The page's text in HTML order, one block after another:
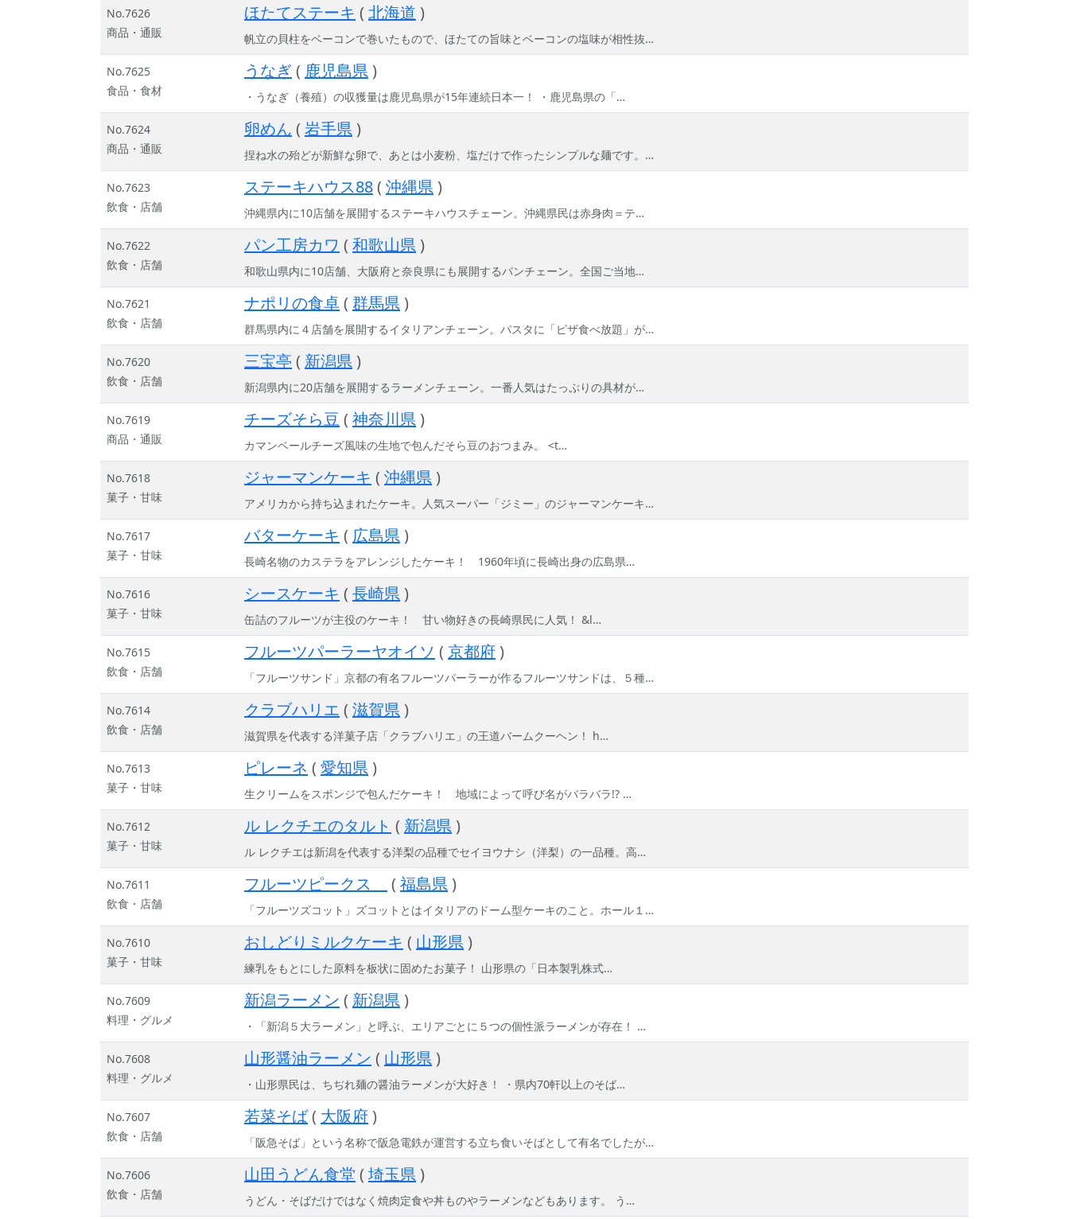
No.7626
商品・通販
ほたてステーキ ( 北海道 )
帆立の貝柱をベーコンで巻いたもので、ほたての旨味とベーコンの塩味が相性抜…
No.7625
食品・食材
うなぎ ( 鹿児島県 )
・うなぎ（養殖）の収獲量は鹿児島県が15年連続日本一！ ・鹿児島県の「…
No.7624
商品・通販
卵めん ( 岩手県 )
捏ね水の殆どが新鮮な卵で、あとは小麦粉、塩だけで作ったシンプルな麺です。…
No.7623
飲食・店舗
ステーキハウス88( 沖縄県 )
沖縄県内に10店舗を展開するステーキハウスチェーン。沖縄県民は赤身肉＝テ…
No.7622
飲食・店舗
パン工房カワ ( 和歌山県 )
和歌山県内に10店舗、大阪府と奈良県にも展開するパンチェーン。全国ご当地…
No.7621
飲食・店舗
ナポリの食卓( 群馬県 )
群馬県内に４店舗を展開するイタリアンチェーン。パスタに「ピザ食べ放題」が…
No.7620
飲食・店舗
三宝亭 ( 新潟県 )
新潟県内に20店舗を展開するラーメンチェーン。一番人気はたっぷりの具材が…
No.7619
商品・通販
チーズそら豆 ( 神奈川県 )
カマンベールチーズ風味の生地で包んだそら豆のおつまみ。 <t…
No.7618
菓子・甘味
ジャーマンケーキ ( 沖縄県 )
アメリカから持ち込まれたケーキ。人気スーパー「ジミー」のジャーマンケーキ…
No.7617
菓子・甘味
バターケーキ ( 広島県 )
長崎名物のカステラをアレンジしたケーキ！ 1960年頃に長崎出身の広島県…
No.7616
菓子・甘味
シースケーキ ( 長崎県 )
缶詰のフルーツが主役のケーキ！ 甘い物好きの長崎県民に人気！ &l…
No.7615
飲食・店舗
フルーツパーラーヤオイソ ( 京都府 )
「フルーツサンド」京都の有名フルーツパーラーが作るフルーツサンドは、５種…
No.7614
飲食・店舗
クラブハリエ ( 滋賀県 )
滋賀県を代表する洋菓子店「クラブハリエ」の王道バームクーヘン！ h…
No.7613
菓子・甘味
ピレーネ ( 愛知県 )
生クリームをスポンジで包んだケーキ！ 地域によって呼び名がバラバラ!? …
No.7612
菓子・甘味
ル レクチエのタルト ( 新潟県 )
ル レクチエは新潟を代表する洋梨の品種でセイヨウナシ（洋梨）の一品種。高…
No.7611
飲食・店舗
フルーツピークス ( 福島県 )
「フルーツズコット」ズコットとはイタリアのドーム型ケーキのこと。ホール１…
No.7610
菓子・甘味
おしどりミルクケーキ ( 山形県 )
練乳をもとにした原料を板状に固めたお菓子！ 山形県の「日本製乳株式…
No.7609
料理・グルメ
新潟ラーメン ( 新潟県 )
・「新潟５大ラーメン」と呼ぶ、エリアごとに５つの個性派ラーメンが存在！ …
No.7608
料理・グルメ
山形醤油ラーメン ( 山形県 )
・山形県民は、ちぢれ麺の醤油ラーメンが大好き！ ・県内70軒以上のそば…
No.7607
飲食・店舗
若菜そば( 大阪府 )
「阪急そば」という名称で阪急電鉄が運営する立ち食いそばとして有名でしたが…
No.7606
飲食・店舗
山田うどん食堂 ( 埼玉県 )
うどん・そばだけではなく焼肉定食や丼ものやラーメンなどもあります。 う…